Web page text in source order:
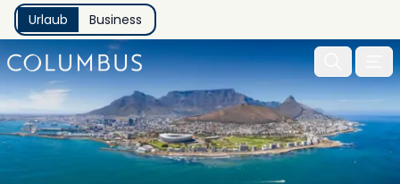
Urlaub Business